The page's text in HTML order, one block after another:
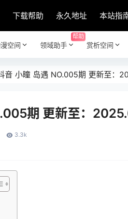
下载帮助 永久地址 本站指
空间 领域助手
帮助
赏析空间
音 小瞳 岛遇 NO.005期 更新至：
期 更新至：
3.3k